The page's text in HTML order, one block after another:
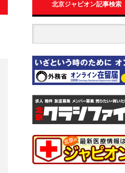
北京ジャピオン記事検索